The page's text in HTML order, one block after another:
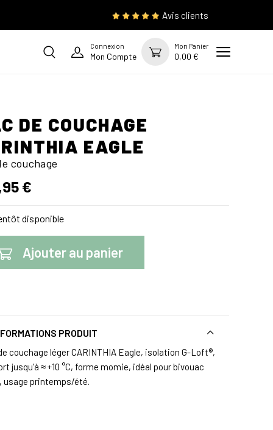
Avis clients
Connexion
Mon Compte
Mon Panier
0,00 €
DE COUCHAGE
EAGLE
couchage
€
disponible
Ajouter au panier
PRODUIT
couchage léger CARINTHIA Eagle, isolation G-Loft®,
jusqu’à ≈ +10 °C, forme momie, idéal pour bivouac
usage printemps/été.